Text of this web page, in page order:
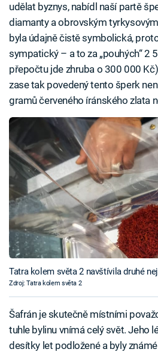
udělat byznys, nabídl naší partě
diamanty a obrovským
byla údajně čistě symbolická,
sympatický – a to za „pouhých“ 2
přepočtu jde zhruba o 300 000
zase tak povedený tento šperk
gramů červeného íránského zlata
Tatra kolem světa 2 navštívila druhé
Zdroj: Tatra kolem světa 2
Šafrán je skutečně místními
tuhle bylinu vnímá celý svět. Jeho
desítky let podložené a byly